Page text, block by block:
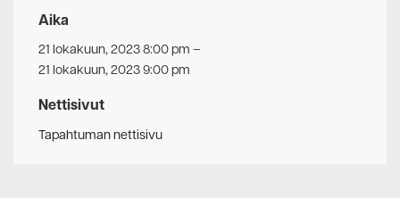
Aika
21 lokakuun, 2023 8:00 pm –
21 lokakuun, 2023 9:00 pm
Nettisivut
Tapahtuman nettisivu